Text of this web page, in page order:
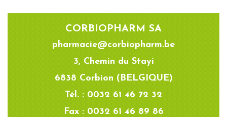
CORBIOPHARM SA
pharmacie@corbiopharm.be
3, Chemin du Stayi
6838 Corbion (BELGIQUE)
Tél. : 0032 61 46 72 32
Fax : 0032 61 46 89 86